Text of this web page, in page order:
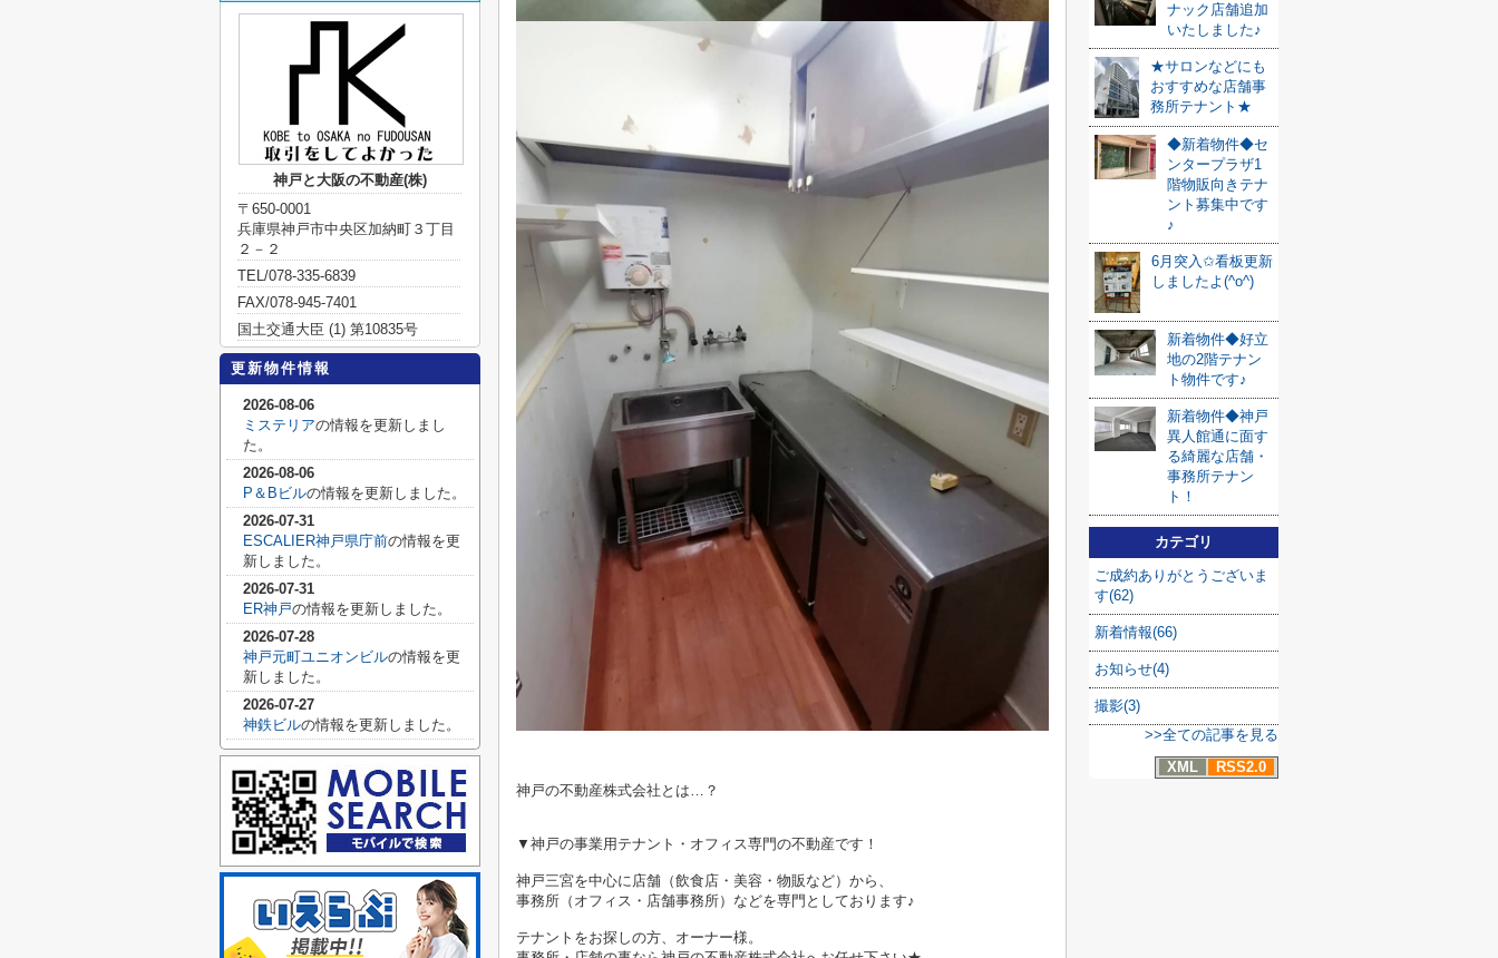
神戸の不動産株式会社とは…？
▼神戸の事業用テナント・オフィス専門の不動産です！
神戸三宮を中心に店舗（飲食店・美容・物販など）から、
事務所（オフィス・店舗事務所）などを専門としております♪
テナントをお探しの方、オーナー様。
ナック店舗追加
いたしました♪
★サロンなどにも
おすすめな店舗事
務所テナント★
◆新着物件◆セ
ンタープラザ1
階物販向きテナ
ント募集中です
♪
6月突入✩看板更新
しましたよ(^o^)
新着物件◆好立
地の2階テナン
ト物件です♪
新着物件◆神戸
異人館通に面す
る綺麗な店舗・
事務所テナン
ト！
カテゴリ
ご成約ありがとうございま
す(62)
新着情報(66)
お知らせ(4)
撮影(3)
>>全ての記事を見る
XML
RSS2.0
神戸と大阪の不動産(株)
〒650-0001
兵庫県神戸市中央区加納町３丁目
２－２
TEL/078-335-6839
FAX/078-945-7401
国土交通大臣 (1) 第10835号
更新物件情報
2026-08-06
ミステリアの情報を更新しまし
た。
2026-08-06
P＆Bビルの情報を更新しました。
2026-07-31
ESCALIER神戸県庁前の情報を更
新しました。
2026-07-31
ER神戸の情報を更新しました。
2026-07-28
神戸元町ユニオンビルの情報を更
新しました。
2026-07-27
神鉄ビルの情報を更新しました。